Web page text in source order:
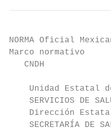
NORMA Oficial
Marco normativo
CNDH
Unidad Estatal
SERVICIOS DE
Dirección
SECRETARÍA DE